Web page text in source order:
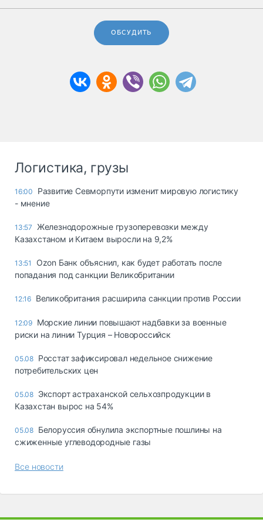
ОБСУДИТЬ
Логистика, грузы
16:00
Развитие Севморпути изменит мировую логистику
- мнение
13:57
Железнодорожные грузоперевозки между
Казахстаном и Китаем выросли на 9,2%
13:51
Ozon Банк объяснил, как будет работать после
попадания под санкции Великобритании
12:16 Великобритания расширила санкции против России
12:09 Морские линии повышают надбавки за военные
риски на линии Турция – Новороссийск
05.08 Росстат зафиксировал недельное снижение
потребительских цен
05.08 Экспорт астраханской сельхозпродукции в
Казахстан вырос на 54%
05.08 Белоруссия обнулила экспортные пошлины на
сжиженные углеводородные газы
Все новости